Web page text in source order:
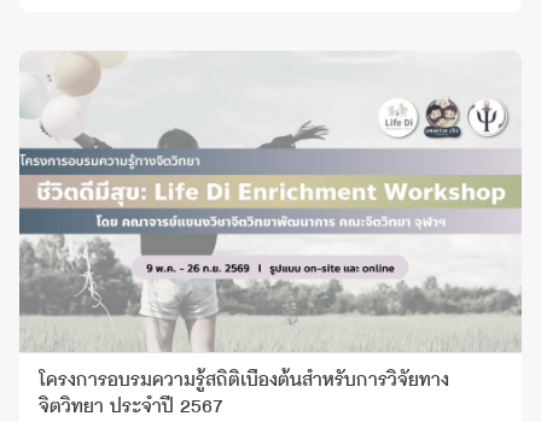
โครงการอบรมความรู้สถิติเบื้องต้นสำหรับการวิจัยทาง
จิตวิทยา ประจำปี 2567